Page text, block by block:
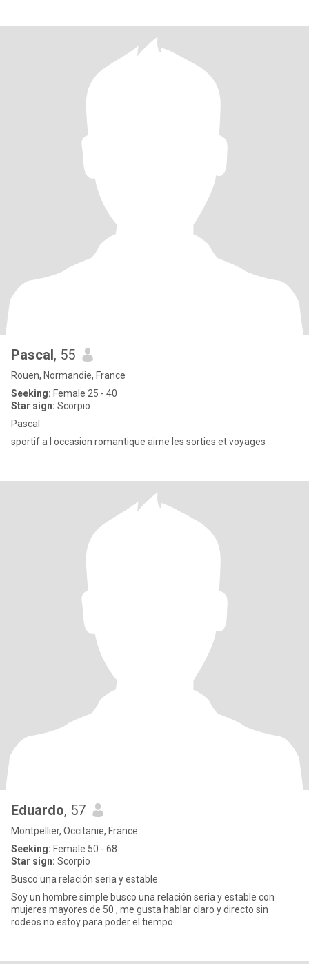
Pascal, 55
Rouen, Normandie, France
Seeking: Female 25 - 40
Star sign: Scorpio
Pascal
sportif a l occasion romantique aime les sorties et voyages
Eduardo, 57
Montpellier, Occitanie, France
Seeking: Female 50 - 68
Star sign: Scorpio
Busco una relación seria y estable
Soy un hombre simple busco una relación seria y estable con
mujeres mayores de 50 , me gusta hablar claro y directo sin
rodeos no estoy para poder el tiempo